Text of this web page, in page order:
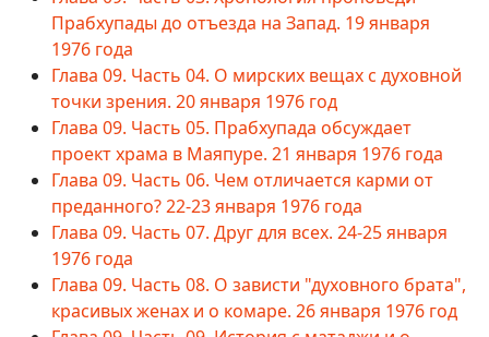
Прабхупады до отъезда на Запад. 19 января
1976 года
Глава 09. Часть 04. О мирских вещах с духовной
точки зрения. 20 января 1976 год
Глава 09. Часть 05. Прабхупада обсуждает
проект храма в Маяпуре. 21 января 1976 года
Глава 09. Часть 06. Чем отличается карми от
преданного? 22-23 января 1976 года
Глава 09. Часть 07. Друг для всех. 24-25 января
1976 года
Глава 09. Часть 08. О зависти "духовного брата",
красивых женах и о комаре. 26 января 1976 год